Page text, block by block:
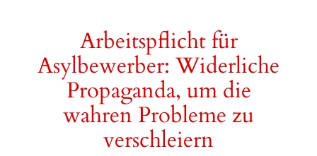
Arbeitspflicht für
Asylbewerber: Widerliche
Propaganda, um die
wahren Probleme zu
verschleiern